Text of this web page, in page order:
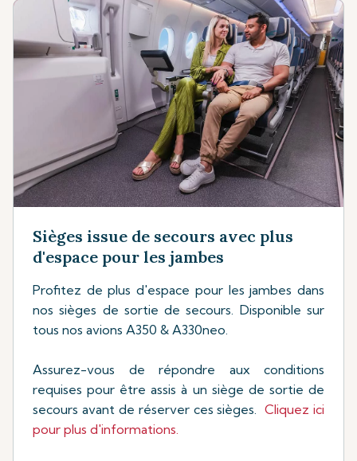
Sièges issue de secours avec plus
d'espace pour les jambes
Profitez de plus d'espace pour les jambes dans
nos sièges de sortie de secours. Disponible sur
tous nos avions A350 & A330neo.
Assurez-vous de répondre aux conditions
requises pour être assis à un siège de sortie de
secours avant de réserver ces sièges.Cliquez ici
pour plus d'informations.